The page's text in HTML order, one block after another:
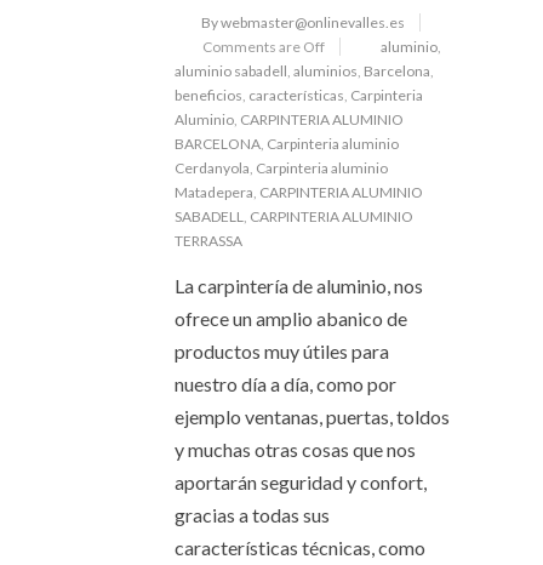
By webmaster@onlinevalles.es
Comments are Off
aluminio,
aluminio sabadell, aluminios, Barcelona,
beneficios, características, Carpinteria
Aluminio, CARPINTERIA ALUMINIO
BARCELONA, Carpinteria aluminio
Cerdanyola, Carpinteria aluminio
Matadepera, CARPINTERIA ALUMINIO
SABADELL, CARPINTERIA ALUMINIO
TERRASSA
La carpintería de aluminio, nos
ofrece un amplio abanico de
productos muy útiles para
nuestro día a día, como por
ejemplo ventanas, puertas, toldos
y muchas otras cosas que nos
aportarán seguridad y confort,
gracias a todas sus
características técnicas, como